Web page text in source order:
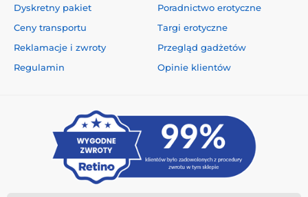
Dyskretny pakiet
Ceny transportu
Reklamacje i zwroty
Regulamin
Poradnictwo erotyczne
Targi erotyczne
Przegląd gadżetów
Opinie klientów